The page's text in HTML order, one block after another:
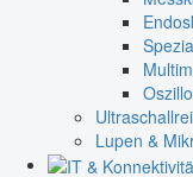
Lupen &